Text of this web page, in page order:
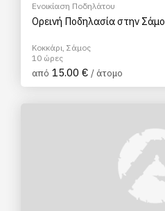
Ενοικίαση Ποδηλάτου
Ορεινή Ποδηλασία στην Σάμο
Κοκκάρι, Σάμος
10 ώρες
από 15.00 € / άτομο